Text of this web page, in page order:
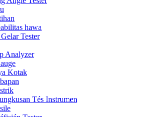
hawa
Tester
Analyzer
Kotak
Tés Instrumen